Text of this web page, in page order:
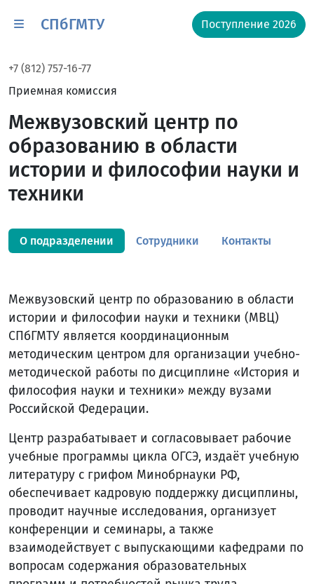
СПбГМТУ Поступление 2026
+7 (812) 757-16-77
Приемная комиссия
Межвузовский центр по
образованию в области
истории и философии науки и
техники
О подразделении Сотрудники Контакты
Межвузовский центр по образованию в области
истории и философии науки и техники (МВЦ)
СПбГМТУ является координационным
методическим центром для организации учебно-
методической работы по дисциплине «История и
философия науки и техники» между вузами
Российской Федерации.
Центр разрабатывает и согласовывает рабочие
учебные программы цикла ОГСЭ, издаёт учебную
литературу с грифом Минобрнауки РФ,
обеспечивает кадровую поддержку дисциплины,
проводит научные исследования, организует
конференции и семинары, а также
взаимодействует с выпускающими кафедрами по
вопросам содержания образовательных